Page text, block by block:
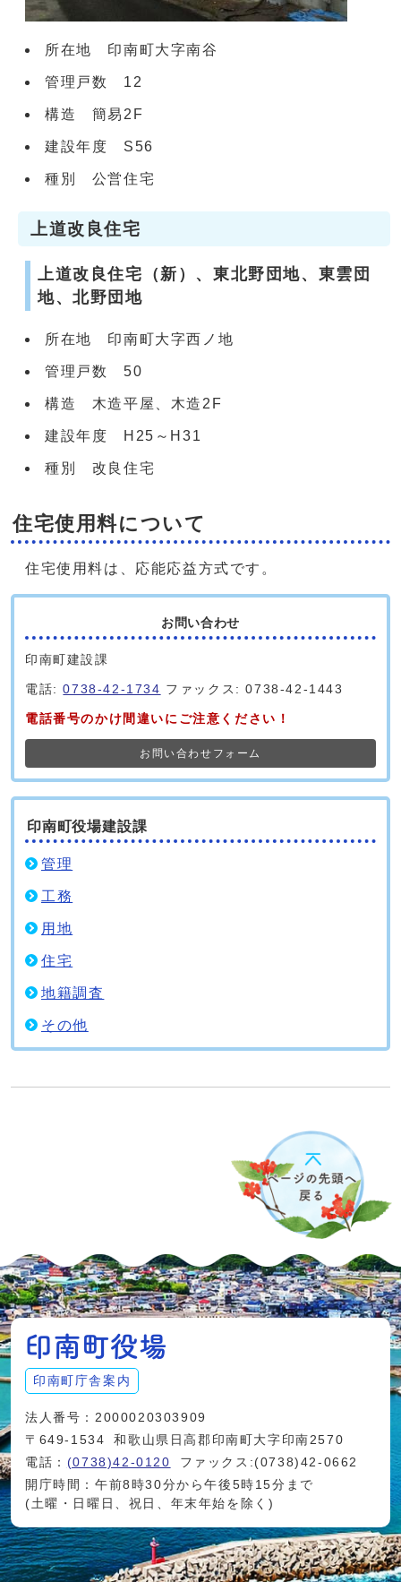
所在地 印南町大字南谷
管理戸数 12
構造 簡易2F
建設年度 S56
種別 公営住宅
上道改良住宅
上道改良住宅（新）、東北野団地、東雲団
地、北野団地
所在地 印南町大字西ノ地
管理戸数 50
構造 木造平屋、木造2F
建設年度 H25～H31
種別 改良住宅
住宅使用料について
住宅使用料は、応能応益方式です。
お問い合わせ
印南町建設課
電話:0738-42-1734 ファックス: 0738-42-1443
電話番号のかけ間違いにご注意ください！
お問い合わせフォーム
印南町役場建設課
管理
工務
用地
住宅
地籍調査
その他
印南町庁舎案内
法人番号：2000020303909
〒649-1534
和歌山県日高郡印南町大字印南2570
電話： (0738)42-0120
ファックス:(0738)42-0662
開庁時間：午前8時30分から午後5時15分まで
(土曜・日曜日、祝日、年末年始を除く)